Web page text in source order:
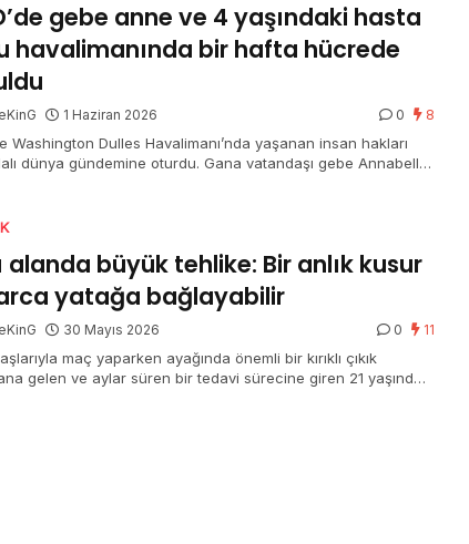
gebe anne ve 4 yaşındaki hasta
havalimanında bir hafta hücrede
1 Haziran 2026 0 8
Washington Dulles Havalimanı’nda yaşanan insan hakları
dünya gündemine oturdu. Gana vatandaşı gebe Annabella
gözaltında tutuldu. Amerikan Sivil Özgürlükler Birliği,
kaldırıldığını belirterek durumu “insanlık dışı” olarak
alanda büyük tehlike: Bir anlık kusur
yatağa bağlayabilir
30 Mayıs 2026 0 11
maç yaparken ayağında önemli bir kırıklı çıkık
gelen ve aylar süren bir tedavi sürecine giren 21 yaşındaki